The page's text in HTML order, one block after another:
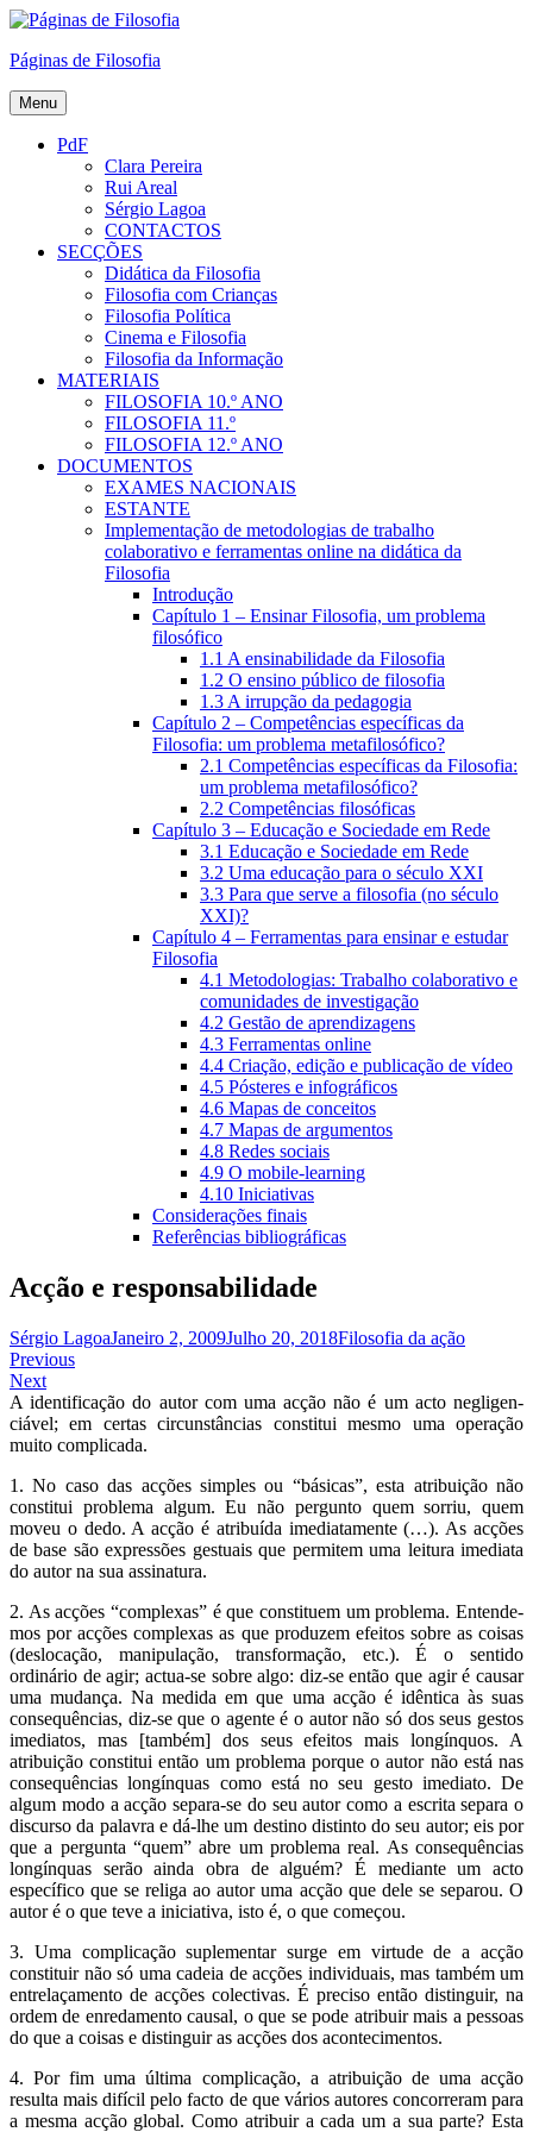
Skip
content
Páginas de Filosofia
Menu
PdF
Clara Pereira
Rui Areal
Sérgio Lagoa
CONTACTOS
SECÇÕES
Didática da Filosofia
Filosofia com Crianças
Filosofia Política
Cinema e Filosofia
Filosofia da Informação
MATERIAIS
FILOSOFIA 10.º ANO
FILOSOFIA 11.º
FILOSOFIA 12.º ANO
DOCUMENTOS
EXAMES NACIONAIS
ESTANTE
Implementação de metodologias de trabalho
colaborativo e ferramentas online na didática da
Filosofia
Introdução
Capítulo 1 – Ensinar Filosofia, um problema
filosófico
1.1 A ensinabilidade da Filosofia
1.2 O ensino público de filosofia
1.3 A irrupção da pedagogia
Capítulo 2 – Competências específicas da
Filosofia: um problema metafilosófico?
2.1 Competências específicas da Filosofia:
um problema metafilosófico?
2.2 Competências filosóficas
Capítulo 3 – Educação e Sociedade em Rede
3.1 Educação e Sociedade em Rede
3.2 Uma educação para o século XXI
3.3 Para que serve a filosofia (no século
XXI)?
Capítulo 4 – Ferramentas para ensinar e estudar
Filosofia
4.1 Metodologias: Trabalho colaborativo e
comunidades de investigação
4.2 Gestão de aprendizagens
4.3 Ferramentas online
4.4 Criação, edição e publicação de vídeo
4.5 Pósteres e infográficos
4.6 Mapas de conceitos
4.7 Mapas de argumentos
4.8 Redes sociais
4.9 O mobile-learning
4.10 Iniciativas
Considerações finais
Referências bibliográficas
Acção e responsabilidade
Sérgio LagoaJaneiro 2, 2009Julho 20, 2018Filosofia da ação
Navegação
de
artigos
Previous
Next
A identificação do autor com uma acção não é um acto negligen­
ciável; em certas circunstâncias constitui mesmo uma operação
muito complicada.
1. No caso das acções simples ou “básicas”, esta atribuição não
constitui problema algum. Eu não pergunto quem sorriu, quem
moveu o dedo. A acção é atribuída imediatamente (…). As acções
de base são expressões gestuais que permitem uma leitura imediata
do autor na sua assinatura.
2. As acções “complexas” é que constituem um problema. Entende­
mos por acções complexas as que produzem efeitos sobre as coi­sas
(deslocação, manipulação, transformação, etc.). É o sentido
ordinário de agir; actua-se sobre algo: diz-se então que agir é cau­sar
uma mudança. Na medida em que uma acção é idêntica às suas
consequências, diz-se que o agente é o autor não só dos seus gestos
imediatos, mas [também] dos seus efeitos mais longínquos. A
atribuição constitui então um problema porque o autor não está nas
consequências longínquas como está no seu gesto imediato. De
algum modo a acção separa-se do seu autor como a escrita separa o
discurso da palavra e dá-lhe um destino distinto do seu autor; eis por
que a pergunta “quem” abre um problema real. As consequências
longínquas serão ainda obra de alguém? É mediante um acto
específico que se religa ao autor uma acção que dele se separou. O
autor é o que teve a iniciativa, isto é, o que começou.
3. Uma complicação suplementar surge em virtude de a acção
consti­tuir não só uma cadeia de acções individuais, mas também um
entrelaçamento de acções colectivas. É preciso então distinguir, na
ordem de enredamento causal, o que se pode atribuir mais a pes­soas
do que a coisas e distinguir as acções dos acontecimentos.
4. Por fim uma última complicação, a atribuição de uma acção
resulta mais difícil pelo facto de que vários autores concorreram para
a mesma acção global. Como atribuir a cada um a sua parte? Esta